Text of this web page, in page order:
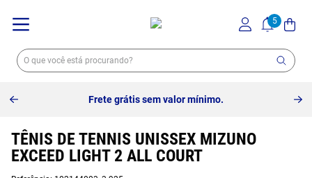
Frete grátis sem valor mínimo.
TÊNIS DE TENNIS UNISSEX MIZUNO
EXCEED LIGHT 2 ALL COURT